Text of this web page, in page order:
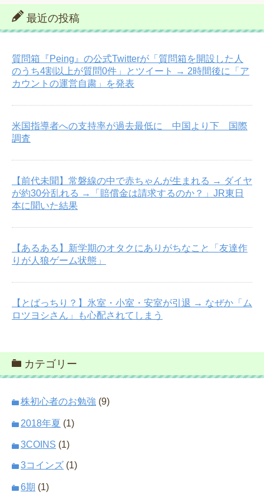
最近の投稿
質問箱『Peing』の公式Twitterが「質問箱を開設した人
のうち4割以上が質問0件」とツイート → 2時間後に「ア
カウントの運営自粛」を発表
米国指導者への支持率が過去最低に 中国より下 国際
調査
【前代未聞】常磐線の中で赤ちゃんが生まれる → ダイヤ
が約30分乱れる →「賠償金は請求するのか？」JR東日
本に聞いた結果
【あるある】新学期のオタクにありがちなこと「友達作
りが人狼ゲーム状態」
【とばっちり？】氷室・小室・安室が引退 → なぜか「ム
ロツヨシさん」も心配されてしまう
カテゴリー
株初心者のお勉強 (9)
2018年夏 (1)
3COINS (1)
3コインズ (1)
6期 (1)